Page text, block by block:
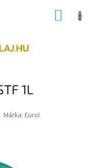
KOSÁR
1L
Márka: Eurol